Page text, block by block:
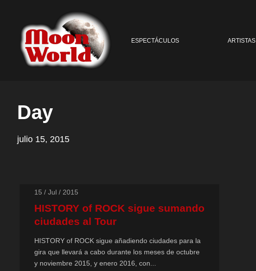
ESPECTÁCULOS ARTISTAS
Day
julio 15, 2015
15 / Jul / 2015
HISTORY of ROCK sigue sumando
ciudades al Tour
HISTORY of ROCK sigue añadiendo ciudades para la
gira que llevará a cabo durante los meses de octubre
y noviembre 2015, y enero 2016, con...